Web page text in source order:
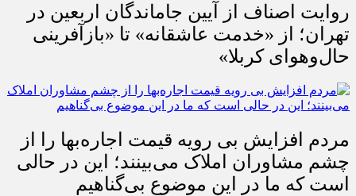
روایت اصناف از آیین جاماندگان اربعین در
تهران؛ از «خدمت عاشقانه» تا «بازآفرینی
حال‌وهوای کربلا»
مردم افزایش بی رویه قیمت اجاره‌بها را از
چشم مشاوران املاک می‌بینند؛ این در حالی
است که ما در این موضوع بی‌گناهیم